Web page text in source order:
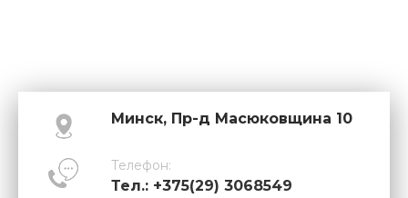
Минск, Пр-д Масюковщина 10
Телефон:
Тел.: +375(29) 3068549